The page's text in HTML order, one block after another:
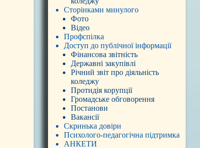
Сторінками минулого
Фото
Відео
Профспілка
Доступ до публічної інформації
Фінансова звітність
Державні закупівлі
Річний звіт про діяльність
коледжу
Протидія корупції
Громадське обговорення
Постанови
Вакансії
Скринька довіри
Психолого-педагогічна підтримка
АНКЕТИ